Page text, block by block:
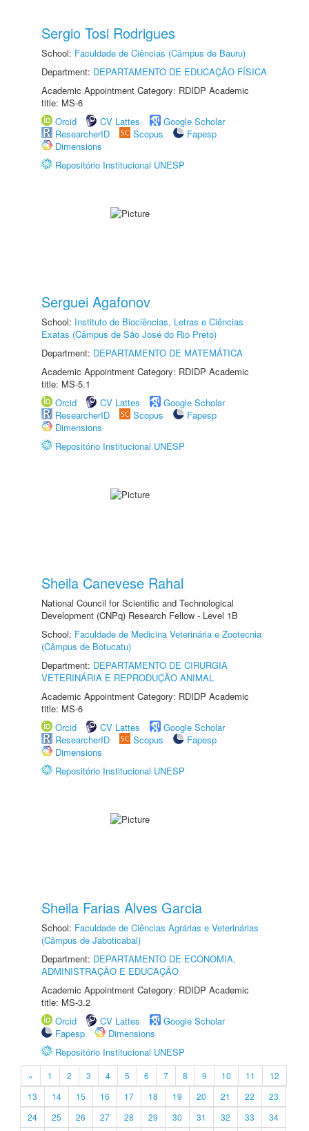
Sergio Tosi Rodrigues
School: Faculdade de Ciências (Câmpus de Bauru)
Department: DEPARTAMENTO DE EDUCAÇÃO FÍSICA
Academic Appointment Category: RDIDP Academic
title: MS-6
Orcid
CV Lattes
Google Scholar
ResearcherID
Scopus
Fapesp
Dimensions
Repositório Institucional UNESP
Serguei Agafonov
School: Instituto de Biociências, Letras e Ciências
Exatas (Câmpus de São José do Rio Preto)
Department: DEPARTAMENTO DE MATEMÁTICA
Academic Appointment Category: RDIDP Academic
title: MS-5.1
Orcid
CV Lattes
Google Scholar
ResearcherID
Scopus
Fapesp
Dimensions
Repositório Institucional UNESP
Sheila Canevese Rahal
National Council for Scientific and Technological
Development (CNPq) Research Fellow - Level 1B
School: Faculdade de Medicina Veterinária e Zootecnia
(Câmpus de Botucatu)
Department: DEPARTAMENTO DE CIRURGIA
VETERINÁRIA E REPRODUÇÃO ANIMAL
Academic Appointment Category: RDIDP Academic
title: MS-6
Orcid
CV Lattes
Google Scholar
ResearcherID
Scopus
Fapesp
Dimensions
Repositório Institucional UNESP
Sheila Farias Alves Garcia
School: Faculdade de Ciências Agrárias e Veterinárias
(Câmpus de Jaboticabal)
Department: DEPARTAMENTO DE ECONOMIA,
ADMINISTRAÇÃO E EDUCAÇÃO
Academic Appointment Category: RDIDP Academic
title: MS-3.2
Orcid
CV Lattes
Google Scholar
Fapesp
Dimensions
Repositório Institucional UNESP
« 1 2 3 4 5 6 7 8 9 10 11
12
13
14 15 16 17 18 19 20 21 22
23
24
25 26 27 28 29 30 31 32 33
34